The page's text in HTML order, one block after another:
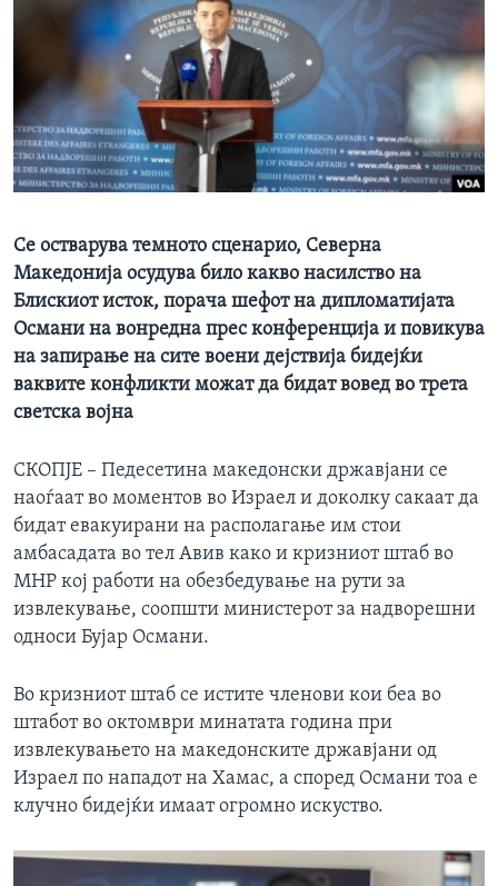
ИНТЕРВЈУА
Јазици
Се остварува темното сценарио, Северна
Македонија осудува било какво насилство на
Блискиот исток, порача шефот на дипломатијата
Османи на вонредна прес конференција и повикува
на запирање на сите воени дејствија бидејќи
ваквите конфликти можат да бидат вовед во трета
светска војна
СКОПЈЕ – Педесетина македонски државјани се
наоѓаат во моментов во Израел и доколку сакаат да
бидат евакуирани на располагање им стои
амбасадата во тел Авив како и кризниот штаб во
МНР кој работи на обезбедување на рути за
извлекување, соопшти министерот за надворешни
односи Бујар Османи.
Во кризниот штаб се истите членови кои беа во
штабот во октомври минатата година при
извлекувањето на македонските државјани од
Израел по нападот на Хамас, а според Османи тоа е
клучно бидејќи имаат огромно искуство.